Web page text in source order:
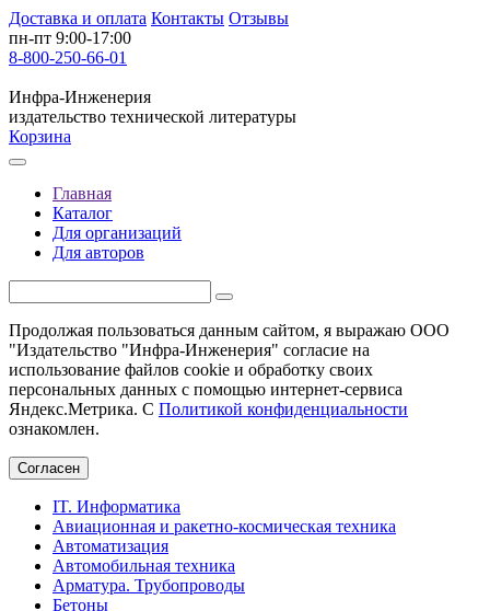
Доставка и оплата Контакты Отзывы
пн-пт 9:00-17:00
8-800-250-66-01
Инфра-Инженерия
издательство технической литературы
Корзина
Главная
Каталог
Для организаций
Для авторов
Продолжая пользоваться данным сайтом, я выражаю ООО
"Издательство "Инфра-Инженерия" согласие на
использование файлов cookie и обработку своих
персональных данных с помощью интернет-сервиса
Яндекс.Метрика. С Политикой конфиденциальности
ознакомлен.
Согласен
IT. Информатика
Авиационная и ракетно-космическая техника
Автоматизация
Автомобильная техника
Арматура. Трубопроводы
Бетоны